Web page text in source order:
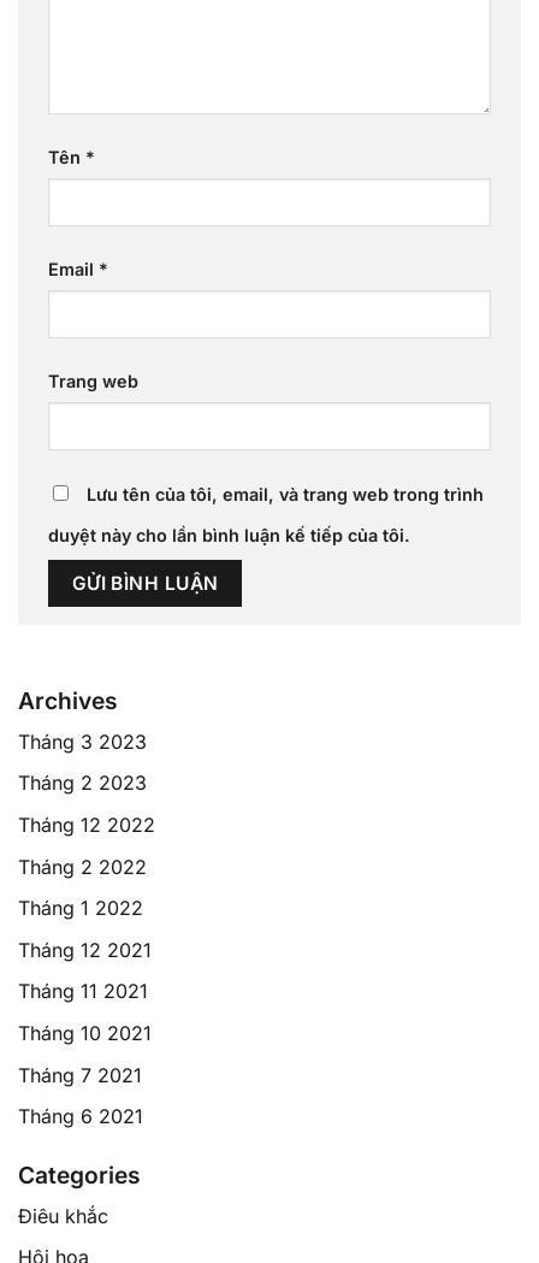
Tên *
Email *
Trang web
Lưu tên của tôi, email, và trang web trong trình
duyệt này cho lần bình luận kế tiếp của tôi.
Archives
Tháng 3 2023
Tháng 2 2023
Tháng 12 2022
Tháng 2 2022
Tháng 1 2022
Tháng 12 2021
Tháng 11 2021
Tháng 10 2021
Tháng 7 2021
Tháng 6 2021
Categories
Điêu khắc
Hội họa